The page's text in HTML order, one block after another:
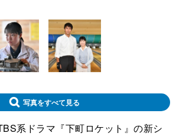
写真をすべて見る
系ドラマ『下町ロケット』の新シ